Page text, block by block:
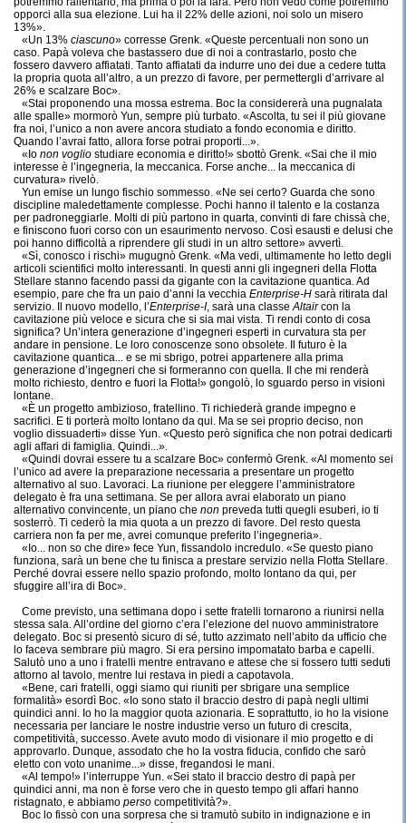
opporci alla sua elezione. Lui ha il 22% delle azioni, noi solo un misero
13%».
«Un 13% ciascuno» corresse Grenk. «Queste percentuali non sono un
caso. Papà voleva che bastassero due di noi a contrastarlo, posto che
fossero davvero affiatati. Tanto affiatati da indurre uno dei due a cedere tutta
la propria quota all’altro, a un prezzo di favore, per permettergli d’arrivare al
26% e scalzare Boc».
«Stai proponendo una mossa estrema. Boc la considererà una pugnalata
alle spalle» mormorò Yun, sempre più turbato. «Ascolta, tu sei il più giovane
fra noi, l’unico a non avere ancora studiato a fondo economia e diritto.
Quando l’avrai fatto, allora forse potrai proporti...».
«Io non voglio studiare economia e diritto!» sbottò Grenk. «Sai che il mio
interesse è l’ingegneria, la meccanica. Forse anche... la meccanica di
curvatura» rivelò.
Yun emise un lungo fischio sommesso. «Ne sei certo? Guarda che sono
discipline maledettamente complesse. Pochi hanno il talento e la costanza
per padroneggiarle. Molti di più partono in quarta, convinti di fare chissà che,
e finiscono fuori corso con un esaurimento nervoso. Così esausti e delusi che
poi hanno difficoltà a riprendere gli studi in un altro settore» avvertì.
«Sì, conosco i rischi» mugugnò Grenk. «Ma vedi, ultimamente ho letto degli
articoli scientifici molto interessanti. In questi anni gli ingegneri della Flotta
Stellare stanno facendo passi da gigante con la cavitazione quantica. Ad
esempio, pare che fra un paio d’anni la vecchia Enterprise-H sarà ritirata dal
servizio. Il nuovo modello, l’Enterprise-I, sarà una classeAltaircon la
cavitazione più veloce e sicura che si sia mai vista. Ti rendi conto di cosa
significa? Un’intera generazione d’ingegneri esperti in curvatura sta per
andare in pensione. Le loro conoscenze sono obsolete. Il futuro è la
cavitazione quantica... e se mi sbrigo, potrei appartenere alla prima
generazione d’ingegneri che si formeranno con quella. Il che mi renderà
molto richiesto, dentro e fuori la Flotta!» gongolò, lo sguardo perso in visioni
lontane.
«È un progetto ambizioso, fratellino. Ti richiederà grande impegno e
sacrifici. E ti porterà molto lontano da qui. Ma se sei proprio deciso, non
voglio dissuaderti» disse Yun. «Questo però significa che non potrai dedicarti
agli affari di famiglia. Quindi...».
«Quindi dovrai essere tu a scalzare Boc» confermò Grenk. «Al momento sei
l’unico ad avere la preparazione necessaria a presentare un progetto
alternativo al suo. Lavoraci. La riunione per eleggere l’amministratore
delegato è fra una settimana. Se per allora avrai elaborato un piano
alternativo convincente, un piano che non preveda tutti quegli esuberi, io ti
sosterrò. Ti cederò la mia quota a un prezzo di favore. Del resto questa
carriera non fa per me, avrei comunque preferito l’ingegneria».
«Io... non so che dire» fece Yun, fissandolo incredulo. «Se questo piano
funziona, sarà un bene che tu finisca a prestare servizio nella Flotta Stellare.
Perché dovrai essere nello spazio profondo, molto lontano da qui, per
sfuggire all’ira di Boc».
Come previsto, una settimana dopo i sette fratelli tornarono a riunirsi nella
stessa sala. All’ordine del giorno c’era l’elezione del nuovo amministratore
delegato. Boc si presentò sicuro di sé, tutto azzimato nell’abito da ufficio che
lo faceva sembrare più magro. Si era persino impomatato barba e capelli.
Salutò uno a uno i fratelli mentre entravano e attese che si fossero tutti seduti
attorno al tavolo, mentre lui restava in piedi a capotavola.
«Bene, cari fratelli, oggi siamo qui riuniti per sbrigare una semplice
formalità» esordì Boc. «Io sono stato il braccio destro di papà negli ultimi
quindici anni. Io ho la maggior quota azionaria. E soprattutto, io ho la visione
necessaria per lanciare le nostre industrie verso un futuro di crescita,
competitività, successo. Avete avuto modo di visionare il mio progetto e di
approvarlo. Dunque, assodato che ho la vostra fiducia, confido che sarò
eletto con voto unanime...» disse, fregandosi le mani.
«Al tempo!» l’interruppe Yun. «Sei stato il braccio destro di papà per
quindici anni, ma non è forse vero che in questo tempo gli affari hanno
ristagnato, e abbiamo perso competitività?».
Boc lo fissò con una sorpresa che si tramutò subito in indignazione e in